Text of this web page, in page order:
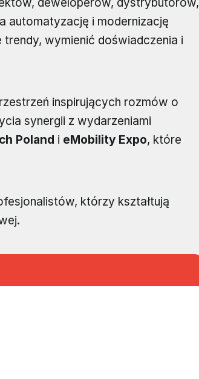
deweloperów, dystrybutorów,
automatyzację i modernizację
wymienić doświadczenia i
inspirujących rozmów o
synergii z wydarzeniami
Poland i eMobility Expo, które
którzy kształtują